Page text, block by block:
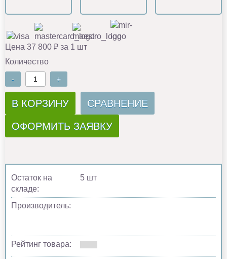
Цена 37 800 ₽ за 1 шт
Количество
- +
В КОРЗИНУ СРАВНЕНИЕ
ОФОРМИТЬ ЗАЯВКУ
Остаток на
складе:
5 шт
Производитель:
Рейтинг товара: